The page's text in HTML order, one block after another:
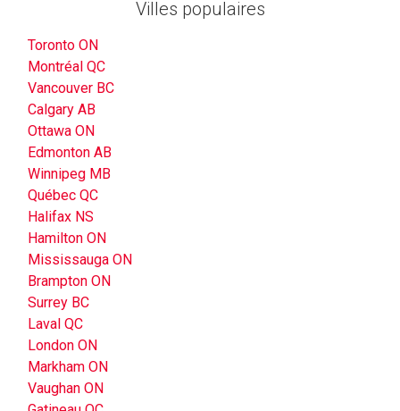
Villes populaires
Toronto ON
Montréal QC
Vancouver BC
Calgary AB
Ottawa ON
Edmonton AB
Winnipeg MB
Québec QC
Halifax NS
Hamilton ON
Mississauga ON
Brampton ON
Surrey BC
Laval QC
London ON
Markham ON
Vaughan ON